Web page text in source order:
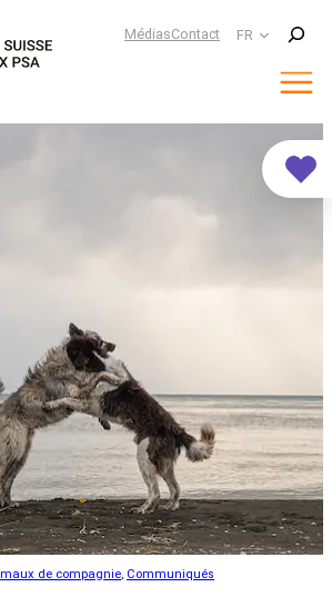
MédiasContact FR
Suchen
de compagnie, Communiqués